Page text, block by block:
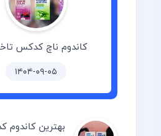
کاندوم ناچ کدکس
۱۴۰۴-۰۹-۰۵
بهترین